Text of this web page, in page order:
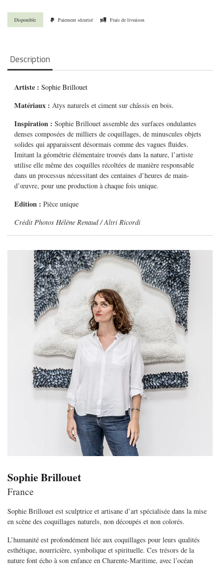
Disponible Paiement sécurisé Frais de livraison
Description
Artiste : Sophie Brillouet
Matériaux : Atys naturels et ciment sur châssis en bois.
Inspiration : Sophie Brillouet assemble des surfaces ondulantes
denses composées de milliers de coquillages, de minuscules objets
solides qui apparaissent désormais comme des vagues fluides.
Imitant la géométrie élémentaire trouvés dans la nature, l’artiste
utilise elle même des coquilles récoltées de manière responsable
dans un processus nécessitant des centaines d’heures de main-
d’œuvre, pour une production à chaque fois unique.
Edition : Pièce unique
Crédit Photos Hélène Renaud / Altri Ricordi
Sophie Brillouet
France
Sophie Brillouet est sculptrice et artisane d’art spécialisée dans la mise
en scène des coquillages naturels, non découpés et non colorés.
L’humanité est profondément liée aux coquillages pour leurs qualités
esthétique, nourricière, symbolique et spirituelle. Ces trésors de la
nature font écho à son enfance en Charente-Maritime, avec l’océan